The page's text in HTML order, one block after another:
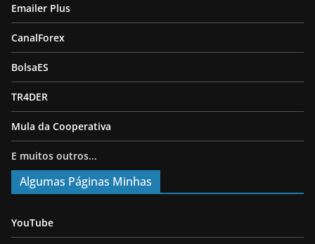
Emailer Plus
CanalForex
BolsaES
TR4DER
Mula da Cooperativa
E muitos outros...
Algumas Páginas Minhas
YouTube